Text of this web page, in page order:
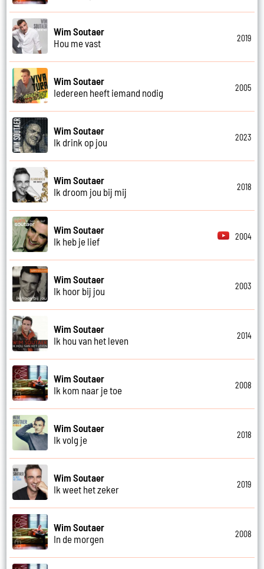
Wim Soutaer
Hou me vast
2019
Wim Soutaer
Iedereen heeft iemand nodig
2005
Wim Soutaer
Ik drink op jou
2023
Wim Soutaer
Ik droom jou bij mij
2018
Wim Soutaer
Ik heb je lief
2004
Wim Soutaer
Ik hoor bij jou
2003
Wim Soutaer
Ik hou van het leven
2014
Wim Soutaer
Ik kom naar je toe
2008
Wim Soutaer
Ik volg je
2018
Wim Soutaer
Ik weet het zeker
2019
Wim Soutaer
In de morgen
2008